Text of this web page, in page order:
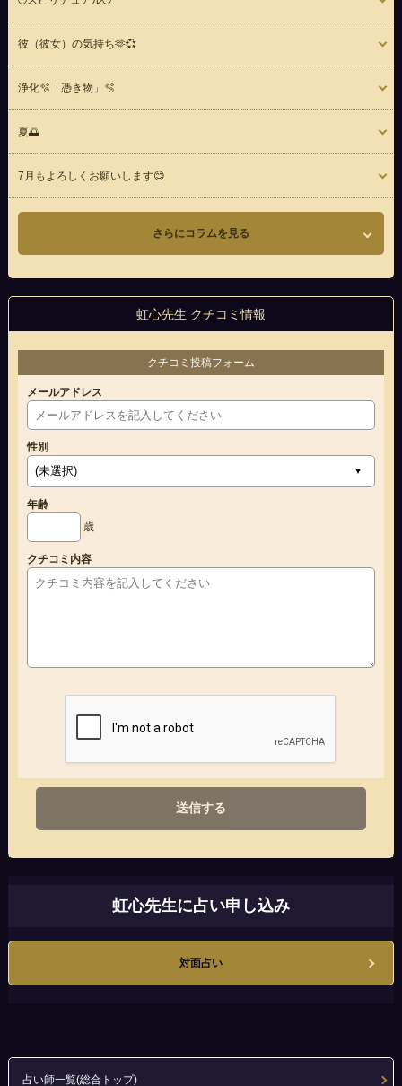
彼（彼女）の気持ち🫶💞
浄化🫧「憑き物」🫧
夏🌅
7月もよろしくお願いします😊
さらにコラムを見る
虹心先生 クチコミ情報
クチコミ投稿フォーム
メールアドレス
性別
年齢
歳
クチコミ内容
送信する
虹心先生に占い申し込み
対面占い
占い師一覧(総合トップ)